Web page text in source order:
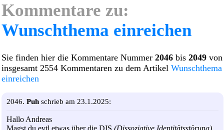
Kommentare zu:
Wunschthema einreichen
Sie finden hier die Kommentare Nummer 2046 bis 2049 von
insgesamt 2554 Kommentaren zu dem Artikel Wunschthema
einreichen
2046. Puh schrieb am 23.1.2025:
Hallo Andreas
Magst du evtl etwas über die DIS (Dissoziative Identitätsstörung)